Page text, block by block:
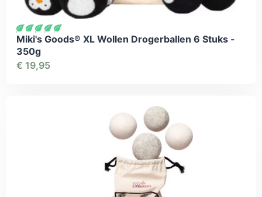
Miki's Goods® XL Wollen Drogerballen 6 Stuks -
350g
€ 19,95